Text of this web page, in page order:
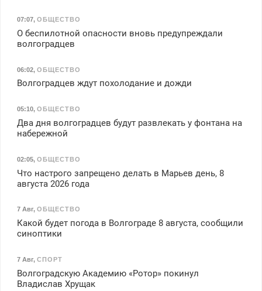
07:07, ОБЩЕСТВО
О беспилотной опасности вновь предупреждали
волгоградцев
06:02, ОБЩЕСТВО
Волгоградцев ждут похолодание и дожди
05:10, ОБЩЕСТВО
Два дня волгоградцев будут развлекать у фонтана на
набережной
02:05, ОБЩЕСТВО
Что настрого запрещено делать в Марьев день, 8
августа 2026 года
7 Авг, ОБЩЕСТВО
Какой будет погода в Волгограде 8 августа, сообщили
синоптики
7 Авг, СПОРТ
Волгоградскую Академию «Ротор» покинул
Владислав Хрущак